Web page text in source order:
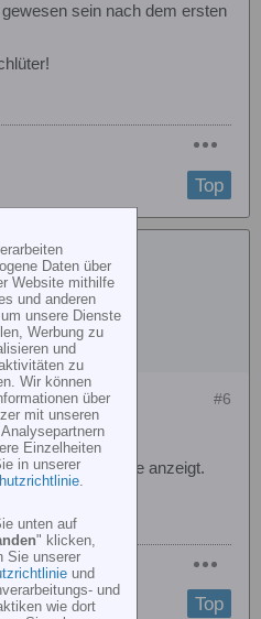
sein nach dem ersten
Top
#6
Hr. Schlüter
die Steuerbefehle anzeigt.
Top
Daten über
Website mithilfe
und anderen
unsere Dienste
Werbung zu
und
zu
Wir können
über
mit unseren
Einzelheiten
in unserer
.
unten auf
" klicken,
Sie unserer
und
und
wie dort